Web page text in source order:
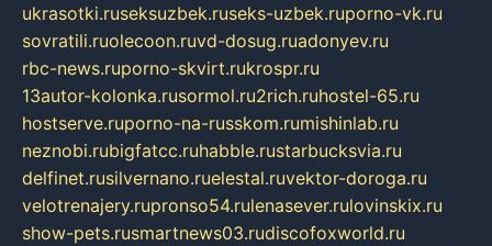
ukrasotki.ruseksuzbek.ruseks-uzbek.ruporno-vk.ru
sovratili.ruolecoon.ruvd-dosug.ruadonyev.ru
rbc-news.ruporno-skvirt.rukrospr.ru
13autor-kolonka.rusormol.ru2rich.ruhostel-65.ru
hostserve.ruporno-na-russkom.rumishinlab.ru
neznobi.rubigfatcc.ruhabble.rustarbucksvia.ru
delfinet.rusilvernano.ruelestal.ruvektor-doroga.ru
velotrenajery.rupronso54.rulenasever.rulovinskix.ru
show-pets.rusmartnews03.rudiscofoxworld.ru